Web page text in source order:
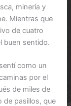
minería y
Mientras que
de cuatro
buen sentido.
como un
por el
de miles de
de pasillos, que